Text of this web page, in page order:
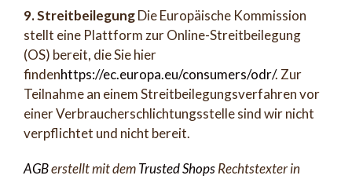
9. StreitbeilegungDie Europäische Kommission
stellt eine Plattform zur Online-Streitbeilegung
(OS) bereit, die Sie hier
findenhttps://ec.europa.eu/consumers/odr/. Zur
Teilnahme an einem Streitbeilegungsverfahren vor
einer Verbraucherschlichtungsstelle sind wir nicht
verpflichtet und nicht bereit.
AGBerstellt mit demTrusted ShopsRechtstexter in